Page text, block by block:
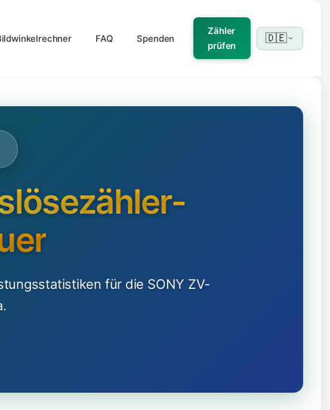
FAQ Spenden
Zähler
prüfen
🇩🇪
für die SONY ZV-